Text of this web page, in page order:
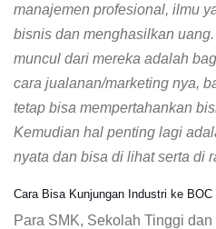
manajemen profesional, ilmu
bisnis dan menghasilkan
muncul dari mereka adalah
cara jualanan/marketing nya,
tetap bisa mempertahankan
Kemudian hal penting lagi
nyata dan bisa di lihat serta di
Cara Bisa Kunjungan Industri ke BOC
Para SMK, Sekolah Tinggi